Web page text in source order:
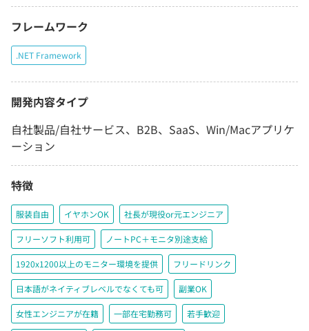
フレームワーク
.NET Framework
開発内容タイプ
自社製品/自社サービス、B2B、SaaS、Win/Macアプリケ
ーション
特徴
服装自由 イヤホンOK 社長が現役or元エンジニア
フリーソフト利用可 ノートPC＋モニタ別途支給
1920x1200以上のモニター環境を提供 フリードリンク
日本語がネイティブレベルでなくても可 副業OK
女性エンジニアが在籍 一部在宅勤務可 若手歓迎